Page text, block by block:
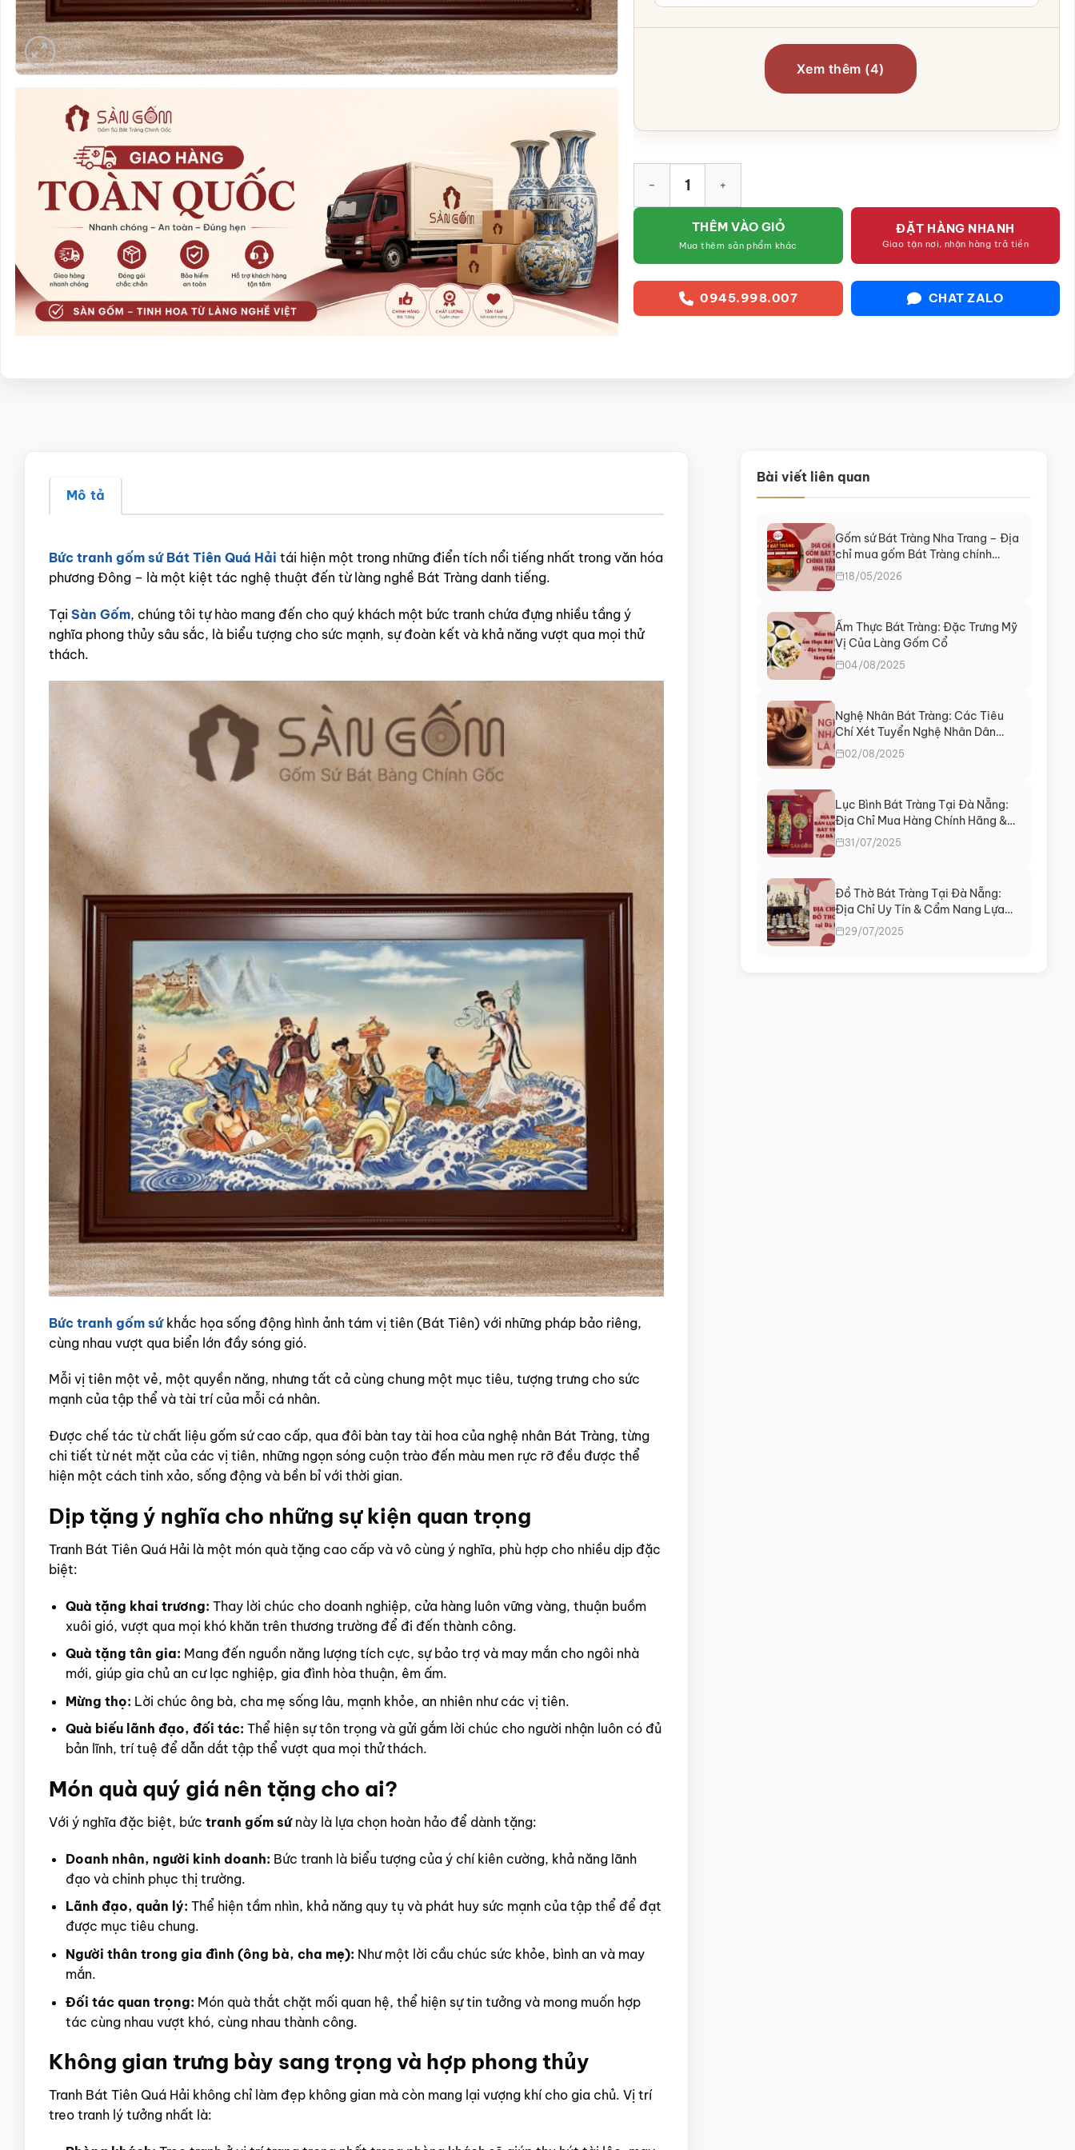
Xem thêm (4)
THÊM VÀO GIỎ
Mua thêm sản phẩm khác
ĐẶT HÀNG NHANH
Giao tận nơi, nhận hàng trả tiền
0945.998.007 CHAT ZALO
Mô tả
Bức tranh gốm sứ Bát Tiên Quá Hải tái hiện một trong những điển tích nổi tiếng nhất trong văn hóa
phương Đông – là một kiệt tác nghệ thuật đến từ làng nghề Bát Tràng danh tiếng.
Tại Sàn Gốm, chúng tôi tự hào mang đến cho quý khách một bức tranh chứa đựng nhiều tầng ý
nghĩa phong thủy sâu sắc, là biểu tượng cho sức mạnh, sự đoàn kết và khả năng vượt qua mọi thử
thách.
Bức tranh gốm sứkhắc họa sống động hình ảnh tám vị tiên (Bát Tiên) với những pháp bảo riêng,
cùng nhau vượt qua biển lớn đầy sóng gió.
Mỗi vị tiên một vẻ, một quyền năng, nhưng tất cả cùng chung một mục tiêu, tượng trưng cho sức
mạnh của tập thể và tài trí của mỗi cá nhân.
Được chế tác từ chất liệu gốm sứ cao cấp, qua đôi bàn tay tài hoa của nghệ nhân Bát Tràng, từng
chi tiết từ nét mặt của các vị tiên, những ngọn sóng cuộn trào đến màu men rực rỡ đều được thể
hiện một cách tinh xảo, sống động và bền bỉ với thời gian.
Dịp tặng ý nghĩa cho những sự kiện quan trọng
Tranh Bát Tiên Quá Hải là một món quà tặng cao cấp và vô cùng ý nghĩa, phù hợp cho nhiều dịp đặc
biệt:
Quà tặng khai trương: Thay lời chúc cho doanh nghiệp, cửa hàng luôn vững vàng, thuận buồm
xuôi gió, vượt qua mọi khó khăn trên thương trường để đi đến thành công.
Quà tặng tân gia: Mang đến nguồn năng lượng tích cực, sự bảo trợ và may mắn cho ngôi nhà
mới, giúp gia chủ an cư lạc nghiệp, gia đình hòa thuận, êm ấm.
Mừng thọ: Lời chúc ông bà, cha mẹ sống lâu, mạnh khỏe, an nhiên như các vị tiên.
Quà biếu lãnh đạo, đối tác: Thể hiện sự tôn trọng và gửi gắm lời chúc cho người nhận luôn có đủ
bản lĩnh, trí tuệ để dẫn dắt tập thể vượt qua mọi thử thách.
Món quà quý giá nên tặng cho ai?
Với ý nghĩa đặc biệt, bức tranh gốm sứnày là lựa chọn hoàn hảo để dành tặng:
Doanh nhân, người kinh doanh: Bức tranh là biểu tượng của ý chí kiên cường, khả năng lãnh
đạo và chinh phục thị trường.
Lãnh đạo, quản lý: Thể hiện tầm nhìn, khả năng quy tụ và phát huy sức mạnh của tập thể để đạt
được mục tiêu chung.
Người thân trong gia đình (ông bà, cha mẹ): Như một lời cầu chúc sức khỏe, bình an và may
mắn.
Đối tác quan trọng: Món quà thắt chặt mối quan hệ, thể hiện sự tin tưởng và mong muốn hợp
tác cùng nhau vượt khó, cùng nhau thành công.
Không gian trưng bày sang trọng và hợp phong thủy
Tranh Bát Tiên Quá Hải không chỉ làm đẹp không gian mà còn mang lại vượng khí cho gia chủ. Vị trí
treo tranh lý tưởng nhất là:
Bài viết liên quan
Gốm sứ Bát Tràng Nha Trang – Địa
chỉ mua gốm Bát Tràng chính
hãng tại Khánh Hòa
18/05/2026
Ẩm Thực Bát Tràng: Đặc Trưng Mỹ
Vị Của Làng Gốm Cổ
04/08/2025
Nghệ Nhân Bát Tràng: Các Tiêu
Chí Xét Tuyển Nghệ Nhân Dân
Gian
02/08/2025
Lục Bình Bát Tràng Tại Đà Nẵng:
Địa Chỉ Mua Hàng Chính Hãng &
Tư Vấn Phong Thủy
31/07/2025
Đồ Thờ Bát Tràng Tại Đà Nẵng:
Địa Chỉ Uy Tín & Cẩm Nang Lựa
Chọn
29/07/2025